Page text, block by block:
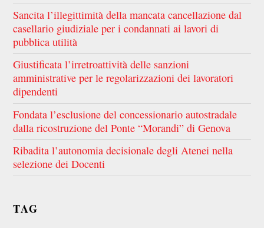
Sancita l’illegittimità della mancata cancellazione dal
casellario giudiziale per i condannati ai lavori di
pubblica utilità
Giustificata l’irretroattività delle sanzioni
amministrative per le regolarizzazioni dei lavoratori
dipendenti
Fondata l’esclusione del concessionario autostradale
dalla ricostruzione del Ponte “Morandi” di Genova
Ribadita l’autonomia decisionale degli Atenei nella
selezione dei Docenti
TAG